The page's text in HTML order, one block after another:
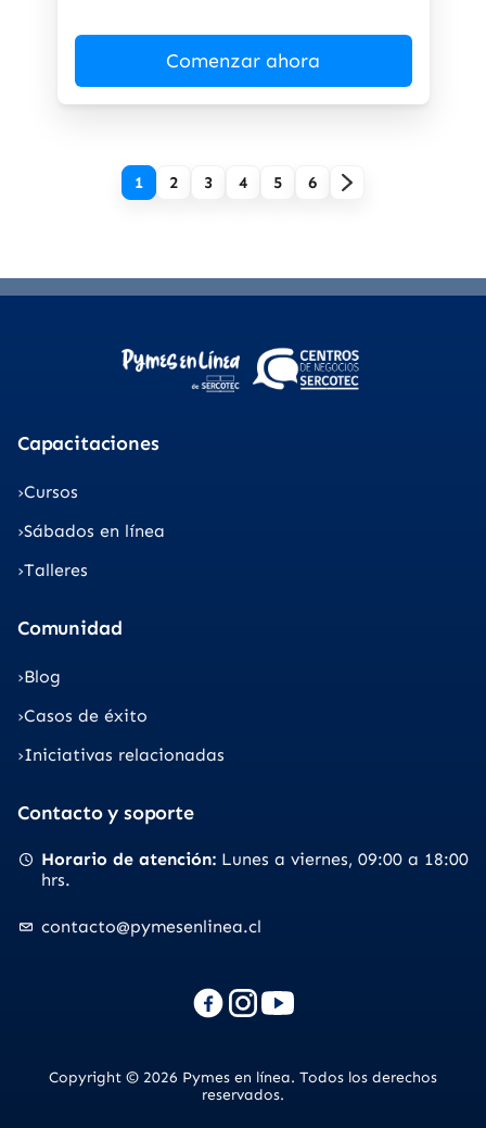
Comenzar ahora
1 2 3 4 5 6
Capacitaciones
Cursos
Sábados en línea
Talleres
Comunidad
Blog
Casos de éxito
Iniciativas relacionadas
Contacto y soporte
Horario de atención Lunes a viernes 09:00 a 18:00
hrs.
contacto@pymesenlinea.cl
Copyright © 2026 Pymes en línea. Todos los derechos
reservados.